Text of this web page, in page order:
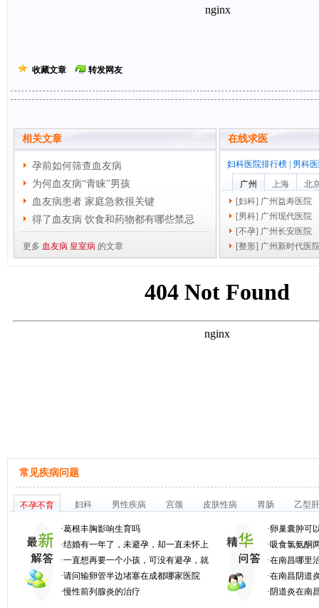
收藏文章 转发网友
相关文章
孕前如何筛查血友病
为何血友病“青睐”男孩
血友病患者 家庭急救很关键
得了血友病 饮食和药物都有哪些禁忌
更多 血友病 皇室病 的文章
在线求医
妇科医院排行榜
男科
广州
上海
北
[妇科] 广州益寿医院
[男科] 广州现代医院
[不孕] 广州长安医院
[整形] 广州新时代医
常见疾病问题
不孕不育 妇科 男性疾病 宫颈 皮肤性病 胃肠 乙型
·葛根丰胸影响生育吗
·结婚有一年了，未避孕，却一直未怀上
·一直想再要一个小孩，可没有避孕，就
·请问输卵管半边堵塞在成都哪家医院
·慢性前列腺炎的治疗
·卵巢囊肿可
·吸食氯氨酮
·在南昌哪里
·在南昌阴道
· 阴道炎在南